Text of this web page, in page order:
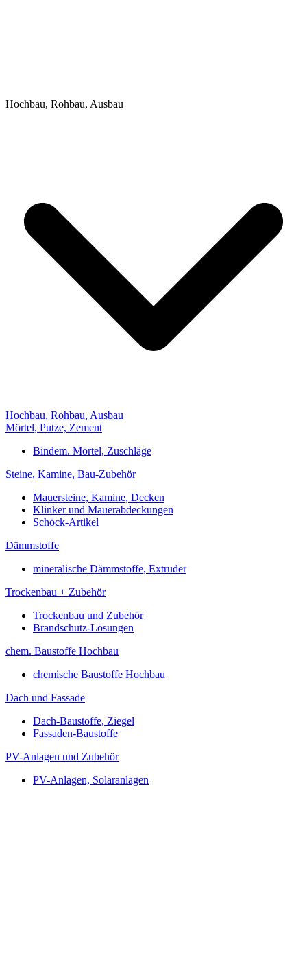
Hochbau, Rohbau, Ausbau
Hochbau, Rohbau, Ausbau
Mörtel, Putze, Zement
Bindem. Mörtel, Zuschläge
Steine, Kamine, Bau-Zubehör
Mauersteine, Kamine, Decken
Klinker und Mauerabdeckungen
Schöck-Artikel
Dämmstoffe
mineralische Dämmstoffe, Extruder
Trockenbau + Zubehör
Trockenbau und Zubehör
Brandschutz-Lösungen
chem. Baustoffe Hochbau
chemische Baustoffe Hochbau
Dach und Fassade
Dach-Baustoffe, Ziegel
Fassaden-Baustoffe
PV-Anlagen und Zubehör
PV-Anlagen, Solaranlagen